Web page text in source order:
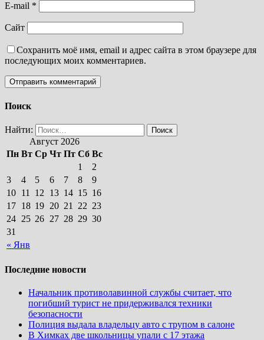
E-mail *
Сайт
Сохранить моё имя, email и адрес сайта в этом браузере для
последующих моих комментариев.
Поиск
Найти:
Август 2026
Пн Вт Ср Чт Пт Сб Вс
« Янв
1
2
3
4 5 6 7 8
9
10 11 12 13 14 15 16
17 18 19 20 21 22 23
24 25 26 27 28 29 30
31
Последние новости
Начальник противолавинной службы считает, что
погибший турист не придерживался техники
безопасности
Полиция выдала владельцу авто с трупом в салоне
В Химках две школьницы упали с 17 этажа